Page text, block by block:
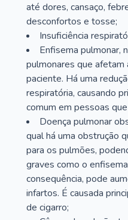
até dores, cansaço,
desconfortos e tosse;
Insuficiência
Enfisema pulmonar,
pulmonares que
paciente. Há uma
respiratória, causando
comum em pessoas
Doença pulmonar
qual há uma obstrução
para os pulmões,
graves como o
consequência, pode
infartos. É causada
de cigarro;